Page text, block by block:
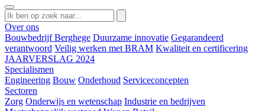
Over ons
Bouwbedrijf Berghege Duurzame innovatie Gegarandeerd
verantwoord Veilig werken met BRAM Kwaliteit en certificering
JAARVERSLAG 2024
Specialismen
Engineering Bouw Onderhoud Serviceconcepten
Sectoren
Zorg Onderwijs en wetenschap Industrie en bedrijven